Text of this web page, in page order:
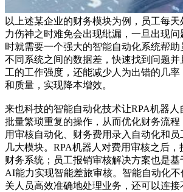
以上述某企业的财务模块为例，员工每
力伤神之时难免会出现纰漏，一旦出现
时就需要一个强大的智能自动化系统帮
不同系统之间的数据差，快速找到问题
工的工作强度，还能减少人为出错的几
和质量，实现降本增效。
来也科技的智能自动化技术让RPA机器人
批量繁琐重复的操作，从而优化财务流
用审核自动化、财务费用录入自动化和
几大模块。RPA机器人对费用审核之后，
财务系统；员工报销审核解决方案也是
AI能力实现智能差旅审核。智能自动化
关人员高效准确地处理业务，还可以连接